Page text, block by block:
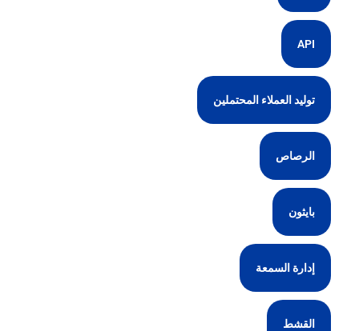
API
توليد العملاء المحتملين
الرصاص
بايثون
إدارة السمعة
القشط